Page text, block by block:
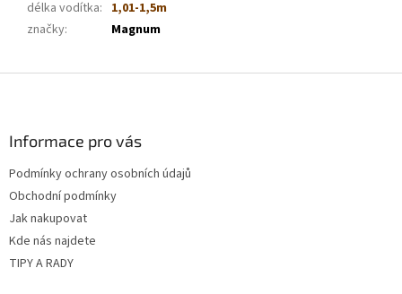
délka vodítka: 1,01-1,5m
značky: Magnum
Informace pro vás
Podmínky ochrany osobních údajů
Obchodní podmínky
Jak nakupovat
Kde nás najdete
TIPY A RADY